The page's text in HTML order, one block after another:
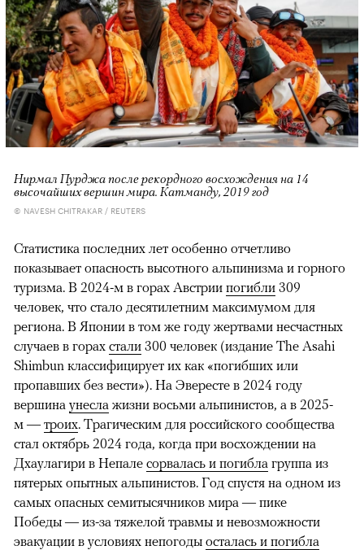
Нирмал Пурджа после рекордного восхождения на 14
высочайших вершин мира. Катманду, 2019 год
© NAVESH CHITRAKAR / REUTERS
Статистика последних лет особенно отчетливо
показывает опасность высотного альпинизма и горного
туризма. В 2024-м в горах Австрии погибли 309
человек, что стало десятилетним максимумом для
региона. В Японии в том же году жертвами несчастных
случаев в горах стали 300 человек (издание The Asahi
Shimbun классифицирует их как «погибших или
пропавших без вести»). На Эвересте в 2024 году
вершина унесла жизни восьми альпинистов, а в 2025-
м — троих. Трагическим для российского сообщества
стал октябрь 2024 года, когда при восхождении на
Дхаулагири в Непале сорвалась и погибла группа из
пятерых опытных альпинистов. Год спустя на одном из
самых опасных семитысячников мира — пике
Победы — из-за тяжелой травмы и невозможности
эвакуации в условиях непогоды осталась и погибла